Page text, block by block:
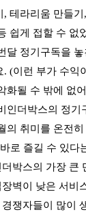
, 테라리움 만들
쉽게 접할 수 없
달 정기구독을
(이런 부가 수익
화될 수 밖에 없
인더박스의 정기
의 취미를 온전
로 즐길 수 있다
박스의 가장 큰
벽이 낮은 서비
쟁자들이 많이